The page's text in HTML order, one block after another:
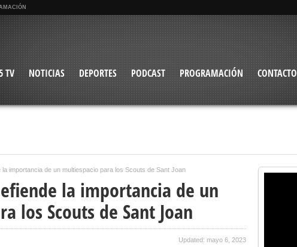
TV NOTICIAS DEPORTES PODCAST PROGRAMACIÓN CONTACTO
la importancia de un multiespacio para los Scouts de Sant Joan
la importancia de un
los Scouts de Sant Joan
Updated: mayo 6, 2023